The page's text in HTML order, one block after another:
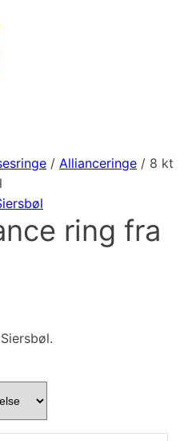
/ Allianceringe / 8 kt
ring fra